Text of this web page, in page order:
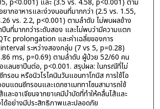
ากอาหารและง่วงนอนที่มากกว่า (2.5 vs. 1.55,
vs. 2.2, p<0.001) ตามลำดับ ไม่พบผลข้าง
ปีนที่มากกว่าระดับสอง และไม่พบว่ามีความแตก
prolongation และค่าเฉลี่ยของการ
ระหว่างสองกลุ่ม (7 vs 5, p=0.28)
ms, p=0.69) ตามลำดับ ผู้ป่วย 52/60 คน
อแลนซาปีนต่อ, p<0.001. สรุปผล: ในกรณีที่ไม่
ทรอน หรือนิวโรไคนินวันแอนทาโกนิส การใช้โอ
นแดนซีทรอนและเดกซาเมททาโซนสามารถใช้
ละอาเจียนจากยาเคมีบำบัดที่ทำให้คลื่นไส้และ
ได้อย่างมีประสิทธิภาพและปลอดภัย